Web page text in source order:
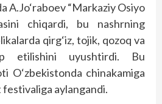
A.Jo‘raboev “Markaziy Osiyo
chiqardi, bu nashrning
qirg‘iz, tojik, qozoq va
etilishini uyushtirdi. Bu
O‘zbekistonda chinakamiga
aylangandi.